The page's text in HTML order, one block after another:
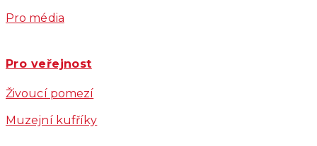
Pro média
Pro veřejnost
Živoucí pomezí
Muzejní kufříky